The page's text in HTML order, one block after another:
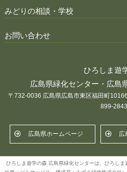
みどりの相談・学校
お問い合わせ
ひろしま遊
広島県緑化センター・広島
〒732-0036 広島県広島市東区福田町
899-2843
広島県ホームページ 広
ひろしま遊学の森 広島県緑化センターは、ひろし